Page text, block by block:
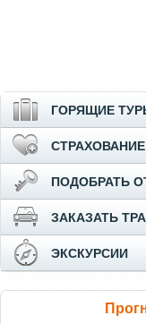
ГОРЯЩИЕ
СТРАХОВАНИЕ
ПОДОБРАТЬ
ЗАКАЗАТЬ
ЭКСКУРСИИ